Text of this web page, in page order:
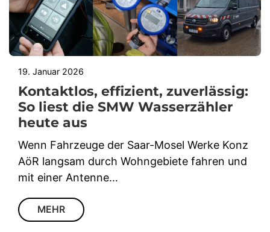
19. Januar 2026
Kontaktlos, effizient, zuverlässig:
So liest die SMW Wasserzähler
heute aus
Wenn Fahrzeuge der Saar-Mosel Werke Konz
AöR langsam durch Wohngebiete fahren und
mit einer Antenne…
MEHR